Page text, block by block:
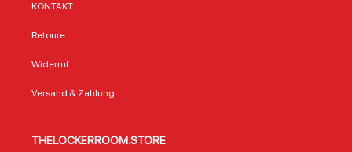
KONTAKT
Retoure
Widerruf
Versand & Zahlung
THELOCKERROOM.STORE